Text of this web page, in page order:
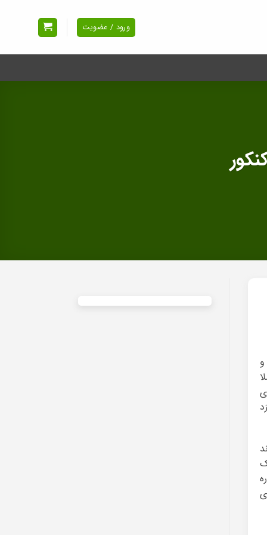
ورود / عضویت